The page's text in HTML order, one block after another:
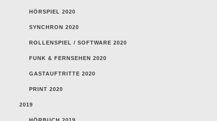
HÖRSPIEL 2020
SYNCHRON 2020
ROLLENSPIEL / SOFTWARE 2020
FUNK & FERNSEHEN 2020
GASTAUFTRITTE 2020
PRINT 2020
2019